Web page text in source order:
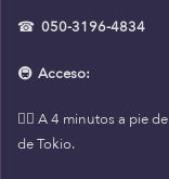
☎ 050-3196-4834
🚇 Acceso:
🚶‍♀️ A 4 minutos a pie de
de Tokio.